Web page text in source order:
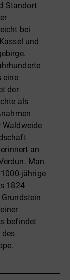
Standort
bei
und
eine
der
als
Waldweide
an
Man
jährige
1824
befindet
des